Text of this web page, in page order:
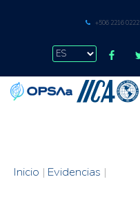
+506 2216 0222
Inicio | Evidencias |